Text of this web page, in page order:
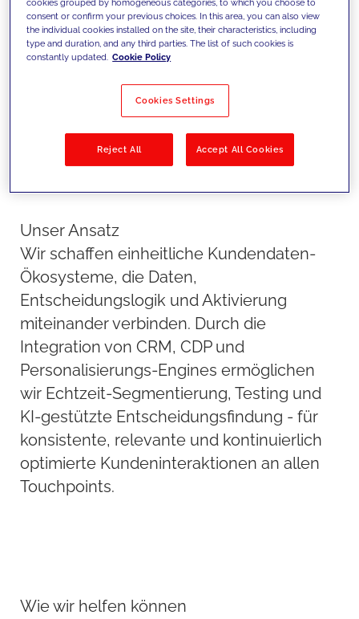
Erlebnisse über alle Kanäle
hinweg aktivieren.
Unser Ansatz
Wir schaffen einheitliche Kundendaten-
Ökosysteme, die Daten,
Entscheidungslogik und Aktivierung
miteinander verbinden. Durch die
Integration von CRM, CDP und
Personalisierungs-Engines ermöglichen
wir Echtzeit-Segmentierung, Testing und
KI-gestützte Entscheidungsfindung - für
konsistente, relevante und kontinuierlich
optimierte Kundeninteraktionen an allen
Touchpoints.
Wie wir helfen können
cookies grouped by homogeneous categories, to which you choose to
consent or confirm your previous choices. In this area, you can also view
the individual cookies installed on the site, their characteristics, including
type and duration, and any third parties. The list of such cookies is
constantly updated. Cookie Policy
Cookies Settings
Reject All Accept All Cookies